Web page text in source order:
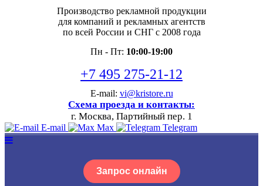
Производство рекламной продукции
для компаний и рекламных агентств
по всей России и СНГ с 2008 года
Пн - Пт: 10:00-19:00
+7 495 275-21-12
E-mail: vi@kristore.ru
Схема проезда и контакты:
г. Москва, Партийный пер. 1
E-mail Max Telegram
Запрос онлайн